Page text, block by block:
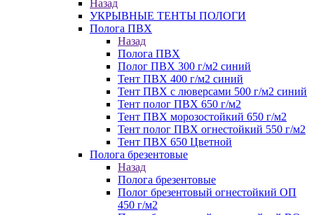
Назад
УКРЫВНЫЕ ТЕНТЫ ПОЛОГИ
Полога ПВХ
Назад
Полога ПВХ
Полог ПВХ 300 г/м2 синий
Тент ПВХ 400 г/м2 синий
Тент ПВХ с люверсами 500 г/м2 синий
Тент полог ПВХ 650 г/м2
Тент ПВХ морозостойкий 650 г/м2
Тент полог ПВХ огнестойкий 550 г/м2
Тент ПВХ 650 Цветной
Полога брезентовые
Назад
Полога брезентовые
Полог брезентовый огнестойкий ОП
450 г/м2